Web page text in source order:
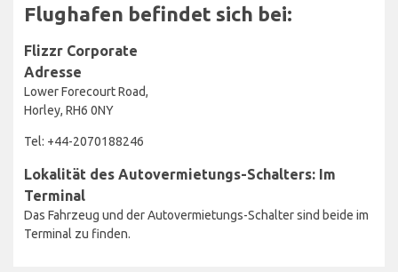
Flughafen befindet sich bei:
Flizzr Corporate
Adresse
Lower Forecourt Road,
Horley, RH6 0NY
Tel: +44-2070188246
Lokalität des Autovermietungs-Schalters: Im
Terminal
Das Fahrzeug und der Autovermietungs-Schalter sind beide im
Terminal zu finden.